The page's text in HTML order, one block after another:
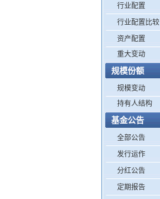
行业配置
行业配置比较
资产配置
重大变动
规模份额
规模变动
持有人结构
基金公告
全部公告
发行运作
分红公告
定期报告